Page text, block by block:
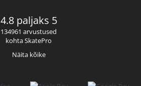
4.8 paljaks 5
134961 arvustused
kohta SkatePro
Näita kõike